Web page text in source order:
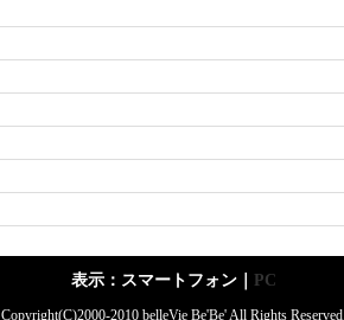
表示：スマートフォン｜ PC
Copyright(C)2000-2010 belleVie Be'Be' All Rights Reserved.